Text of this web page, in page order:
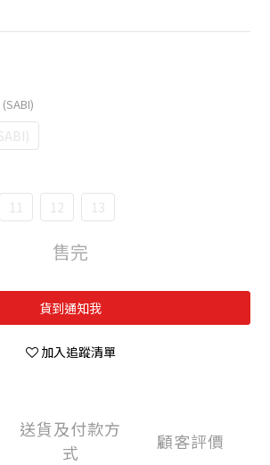
11 12 13
售完
貨到通知我
加入追蹤清單
送貨及付款方
式
顧客評價